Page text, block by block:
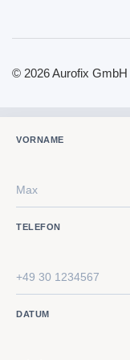
© 2026 Aurofix
VORNAME
TELEFON
DATUM